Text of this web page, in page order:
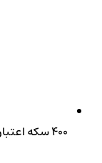
۴۰۰ سکه اعتبار